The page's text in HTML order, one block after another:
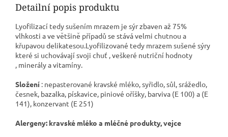
Detailní popis produktu
Lyofilizací tedy sušením mrazem je sýr zbaven až 75%
vlhkosti a ve většině případů se stává velmi chutnou a
křupavou delikatesou.Lyofilizované tedy mrazem sušené sýry
které si uchovávají svoji chuť , veškeré nutriční hodnoty
, minerály a vitamíny.
Složení : nepasterované kravské mléko, syřidlo, sůl, srážedlo,
česnek, bazalka, pískavice, piniové oříšky, barviva (E 100) a (E
141), konzervant (E 251)
Alergeny: kravské mléko a mléčné produkty, vejce